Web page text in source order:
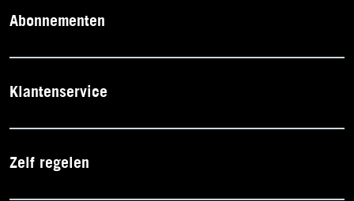
Abonnementen
Klantenservice
Zelf regelen